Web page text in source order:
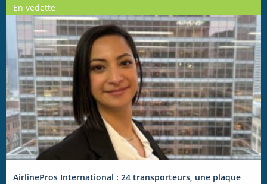
En vedette
AirlinePros International : 24 transporteurs, une plaque